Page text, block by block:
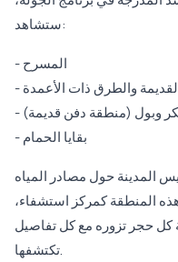
ستشاهد:
- المسرح
والطرق ذات الأعمدة
وبول (منطقة دفن قديمة)
- بقايا الحمام
المدينة حول مصادر المياه
المنطقة كمركز استشفاء،
كل حجر تزوره مع كل تفاصيل
تكتشفها.